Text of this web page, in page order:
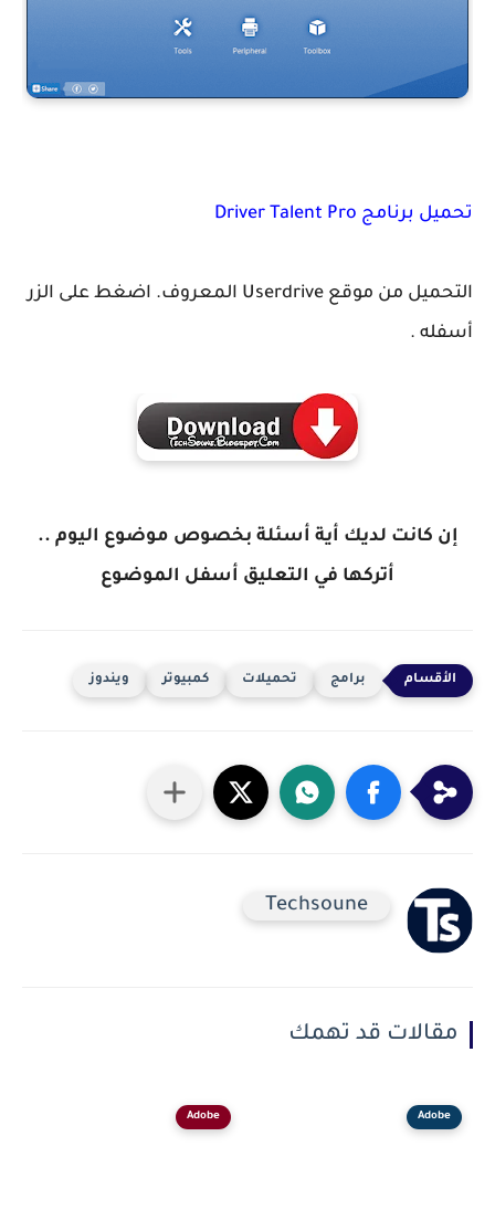
تحميل برنامج Driver Talent Pro
التحميل من موقع Userdrive المعروف. اضغط على الزر
أسفله .
إن كانت لديك أية أسئلة بخصوص موضوع اليوم ..
أتركها في التعليق أسفل الموضوع
برامج تحميلات كمبيوتر ويندوز
Techsoune
مقالات قد تهمك
Adobe
Adobe